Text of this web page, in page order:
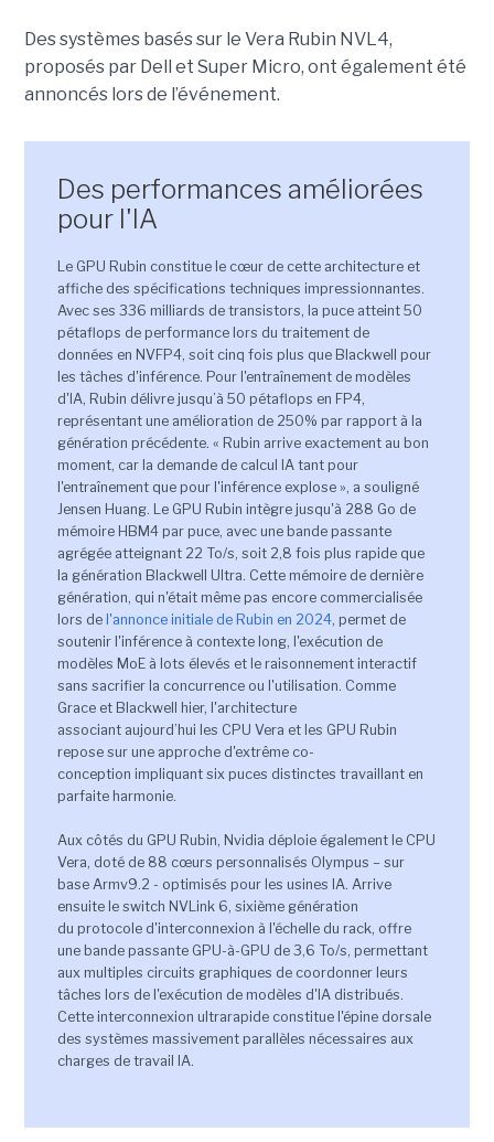
Des systèmes basés sur le Vera Rubin NVL4,
proposés par Dell et Super Micro, ont également été
annoncés lors de l’événement.
Des performances améliorées
pour l'IA
Le GPU Rubin constitue le cœur de cette architecture et
affiche des spécifications techniques impressionnantes.
Avec ses 336 milliards de transistors, la puce atteint 50
pétaflops de performance lors du traitement de
données en NVFP4, soit cinq fois plus que Blackwell pour
les tâches d'inférence. Pour l'entraînement de modèles
d'IA, Rubin délivre jusqu’à 50 pétaflops en FP4,
représentant une amélioration de 250% par rapport à la
génération précédente. « Rubin arrive exactement au bon
moment, car la demande de calcul IA tant pour
l'entraînement que pour l'inférence explose », a souligné
Jensen Huang. Le GPU Rubin intègre jusqu'à 288 Go de
mémoire HBM4 par puce, avec une bande passante
agrégée atteignant 22 To/s, soit 2,8 fois plus rapide que
la génération Blackwell Ultra. Cette mémoire de dernière
génération, qui n'était même pas encore commercialisée
lors del'annonce initiale de Rubin en 2024, permet de
soutenir l'inférence à contexte long, l'exécution de
modèles MoE à lots élevés et le raisonnement interactif
sans sacrifier la concurrence ou l'utilisation. Comme
Grace et Blackwell hier, l'architecture
associant aujourd’hui les CPU Vera et les GPU Rubin
repose sur une approche d'extrême co-
conception impliquant six puces distinctes travaillant en
parfaite harmonie.
Aux côtés du GPU Rubin, Nvidia déploie également le CPU
Vera, doté de 88 cœurs personnalisés Olympus – sur
base Armv9.2 - optimisés pour les usines IA. Arrive
ensuite le switch NVLink 6, sixième génération
du protocole d'interconnexion à l'échelle du rack, offre
une bande passante GPU-à-GPU de 3,6 To/s, permettant
aux multiples circuits graphiques de coordonner leurs
tâches lors de l'exécution de modèles d'IA distribués.
Cette interconnexion ultrarapide constitue l'épine dorsale
des systèmes massivement parallèles nécessaires aux
charges de travail IA.